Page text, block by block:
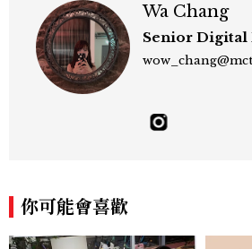
Wa Chang
Senior Digital
你可能會喜歡